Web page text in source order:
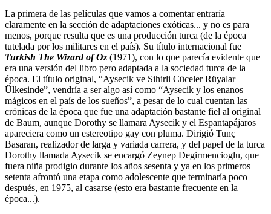
La primera de las películas que vamos a comentar entraría
claramente en la sección de adaptaciones exóticas... y no es para
menos, porque resulta que es una producción turca (de la época
tutelada por los militares en el país). Su título internacional fue
Turkish The Wizard of Oz (1971), con lo que parecía evidente que
era una versión del libro pero adaptada a la sociedad turca de la
época. El título original, “Aysecik ve Sihirli Cüceler Rüyalar
Ülkesinde”, vendría a ser algo así como “Aysecik y los enanos
mágicos en el país de los sueños”, a pesar de lo cual cuentan las
crónicas de la época que fue una adaptación bastante fiel al original
de Baum, aunque Dorothy se llamara Aysecik y el Espantapájaros
apareciera como un estereotipo gay con pluma. Dirigió Tunç
Basaran, realizador de larga y variada carrera, y del papel de la turca
Dorothy llamada Aysecik se encargó Zeynep Degirmencioglu, que
fuera niña prodigio durante los años sesenta y ya en los primeros
setenta afrontó una etapa como adolescente que terminaría poco
después, en 1975, al casarse (esto era bastante frecuente en la
época...).